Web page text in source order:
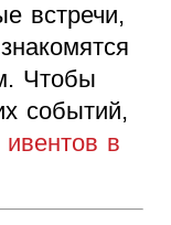
встречи,
Чтобы
событий,
ивентов в